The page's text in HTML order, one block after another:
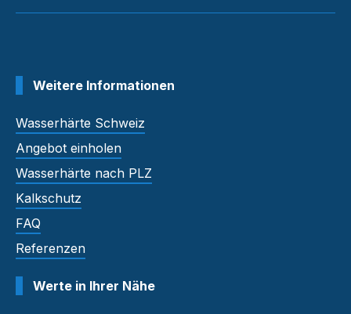
Weitere Informationen
Wasserhärte Schweiz
Angebot einholen
Wasserhärte nach PLZ
Kalkschutz
FAQ
Referenzen
Werte in Ihrer Nähe